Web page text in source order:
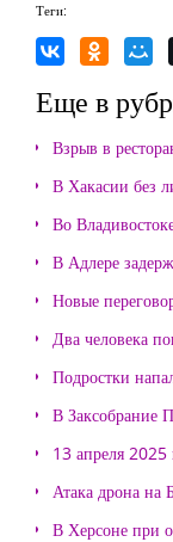
Теги:
Еще в
Взрыв в
В Хакасии без
Во
В Адлере
Новые
Два человека
Подростки
В Заксобрание
13 апреля
Атака дрона на
В Херсоне при